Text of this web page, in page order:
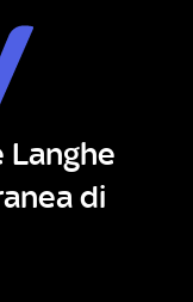
Langhe
di